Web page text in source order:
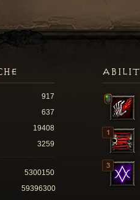
917
637
19408
3259
5300150
59396300